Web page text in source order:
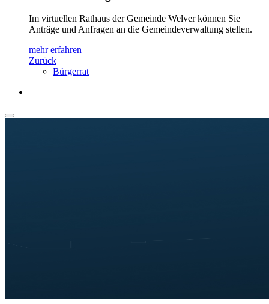
Im virtuellen Rathaus der Gemeinde Welver können Sie
Anträge und Anfragen an die Gemeindeverwaltung stellen.
mehr erfahren
Zurück
Bürgerrat